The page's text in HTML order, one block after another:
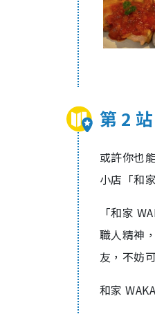
第 2
或許你也
小店「和
「和家
職人精神
友，不妨
和家